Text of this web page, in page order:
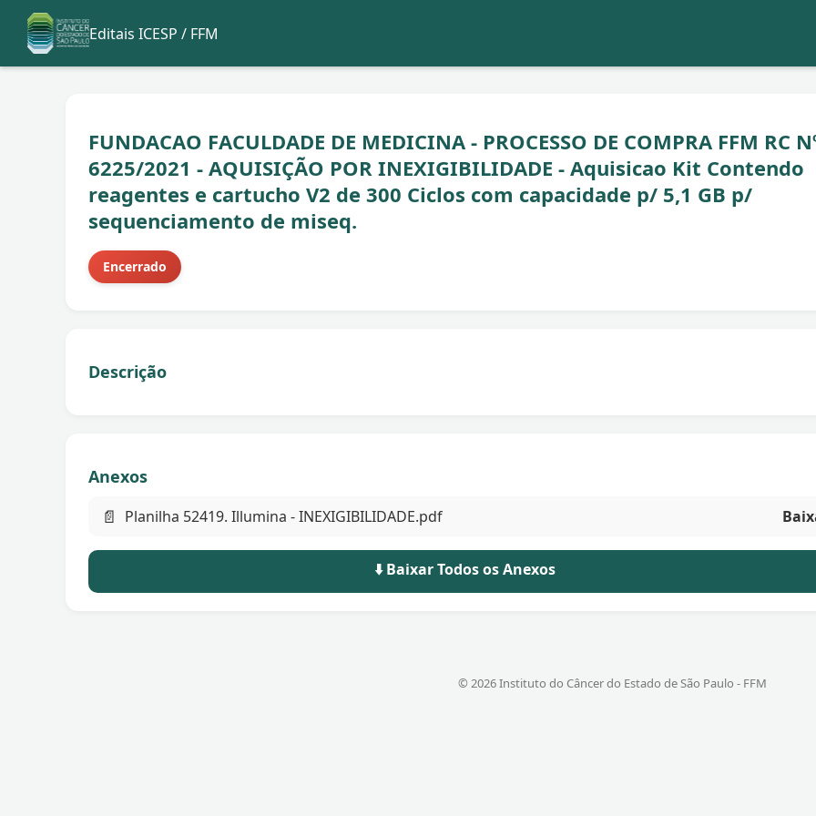
Editais ICESP / FFM
FUNDACAO FACULDADE DE MEDICINA - PROCESSO DE COMPRA FFM RC
6225/2021 - AQUISIÇÃO POR INEXIGIBILIDADE - Aquisicao Kit Contendo
reagentes e cartucho V2 de 300 Ciclos com capacidade p/ 5,1 GB p/
sequenciamento de miseq.
Encerrado
Descrição
Anexos
📄 Planilha 52419. Illumina - INEXIGIBILIDADE.pdf
⬇️ Baixar Todos os Anexos
© 2026 Instituto do Câncer do Estado de São Paulo - FFM